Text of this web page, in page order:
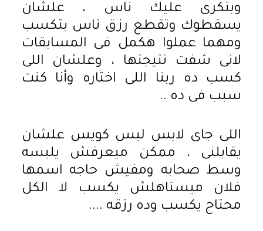
وبتكرى عليك ناس ، علشان
يسقطوك وتقطع رزق ناس بتكسب
ومهما عملوا هكمل فى المسابقات
لانى شفت نتيجتها ، وعلشان اللى
كسب ده ربنا اللى اختاره وأنا كنت
سبب فى ده ..
اللى جاى لابس لبس كويس علشان
يقابلنى ، ممكن ميعرفش يلبسه
وسط صحابه ومفيش حاجه اسمها
فلان ميستاهلش يكسب لا الكل
محتاج يكسب وده رزقه ....